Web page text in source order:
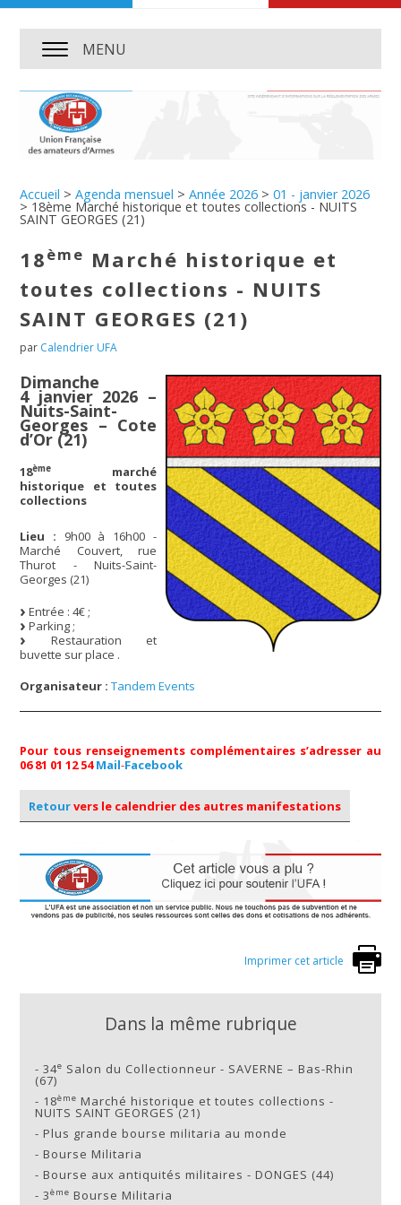
MENU
Accueil >Agenda mensuel >Année 2026 >01 - janvier 2026
> 18ème Marché historique et toutes collections - NUITS
SAINT GEORGES (21)
18ème Marché historique et
toutes collections - NUITS
SAINT GEORGES (21)
par Calendrier UFA
Dimanche
4 janvier 2026 –
Nuits-Saint-
Georges – Cote
d’Or (21)
18ème
marché
historique et toutes
collections
Lieu : 9h00 à 16h00 -
Marché Couvert, rue
Thurot - Nuits-Saint-
Georges (21)
Entrée : 4€ ;
Parking ;
Restauration et
buvette sur place .
Organisateur : Tandem Events
Pour tous renseignements complémentaires s’adresser au
06 81 01 12 54Mail-Facebook
Retourvers le calendrier des autres manifestations
Imprimer cet article
Dans la même rubrique
-34e Salon du Collectionneur - SAVERNE – Bas-Rhin
(67)
- 18ème Marché historique et toutes collections -
NUITS SAINT GEORGES (21)
-Plus grande bourse militaria au monde
-Bourse Militaria
-Bourse aux antiquités militaires - DONGES (44)
-3ème Bourse Militaria